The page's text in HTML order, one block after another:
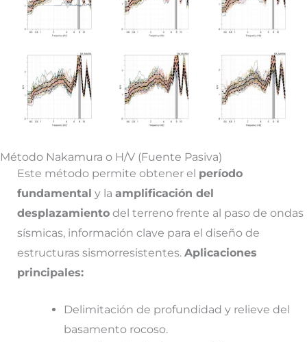
Método Nakamura o H/V (Fuente Pasiva)
Este método permite obtener el período
fundamental y la amplificación del
desplazamiento del terreno frente al paso de ondas
sísmicas, información clave para el diseño de
estructuras sismorresistentes. Aplicaciones
principales:
Delimitación de profundidad y relieve del
basamento rocoso.